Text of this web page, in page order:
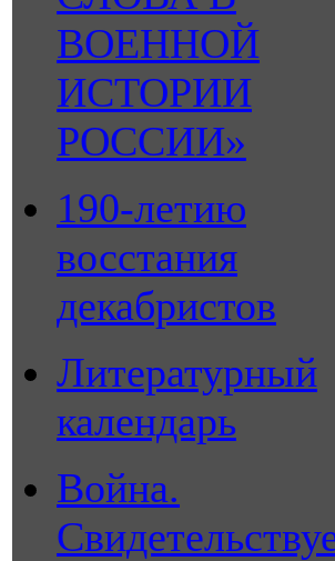
ВОЕННОЙ
ИСТОРИИ
РОССИИ»
190-летию
восстания
декабристов
Литературный
календарь
Война.